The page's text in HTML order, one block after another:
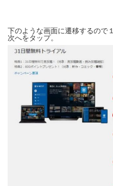
下のような画面に遷移するので
次へをタップ。